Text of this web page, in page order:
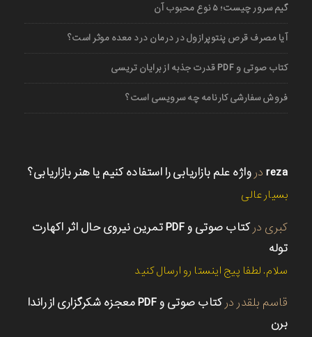
گیم سرور چیست؛ ۵ نوع محبوب آن
آیا مصرف قرص پنتوپرازول در درمان درد معده موثر است؟
کتاب صوتی و PDF قدرت جذبه از برایان تریسی
فروش سفارشی کارنامه چه سرویسی است؟
reza در واژه علم بازاریابی را استفاده کنیم یا هنر بازاریابی؟
بسیار عالی
کبری در
کتاب صوتی و PDF تمرین نیروی حال اثر اکهارت
توله
سلام. لطفا پیج اینستا رو ارسال کنید
قاسم بلقدر در
کتاب صوتی و PDF معجزه شکرگزاری از راندا
برن